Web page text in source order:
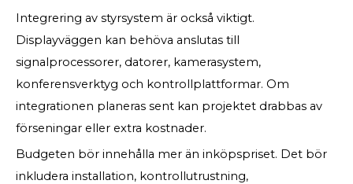
Integrering av styrsystem är också viktigt.
Displayväggen kan behöva anslutas till
signalprocessorer, datorer, kamerasystem,
konferensverktyg och kontrollplattformar. Om
integrationen planeras sent kan projektet drabbas av
förseningar eller extra kostnader.
Budgeten bör innehålla mer än inköpspriset. Det bör
inkludera installation, kontrollutrustning,